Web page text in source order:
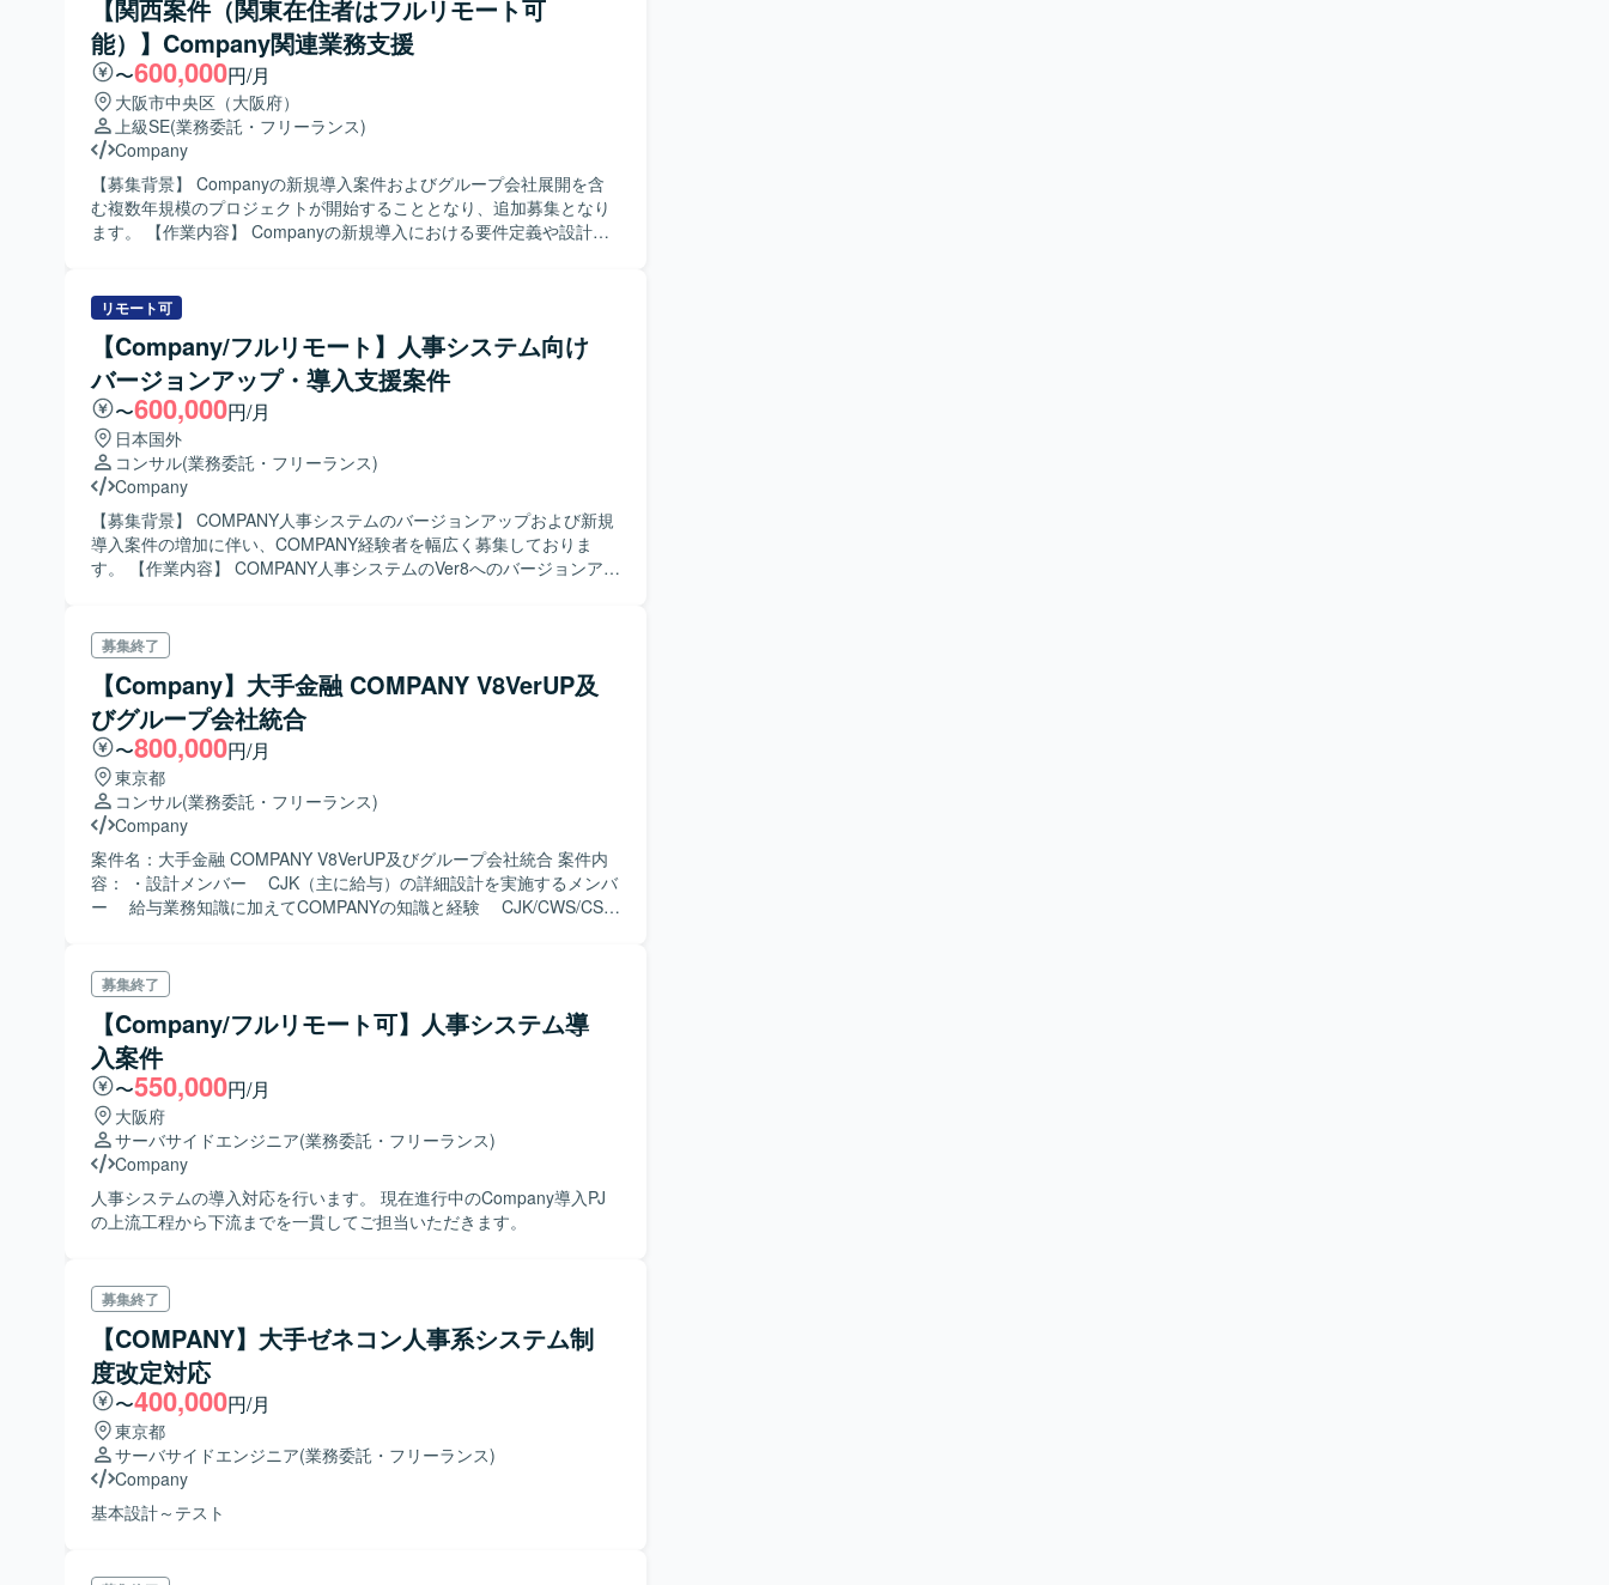
ただきます。 【求める人物像】 複数案件を並行して対応しながら、関
係者と円滑にコミュニケーションを取り、自律的に業務を進めていた
だける方を求めております。 【ポジションの魅力】 複数業種の顧客に
対するCOMPANY導入案件に関わることで、業務知識とシステム導入
スキルの双方を高めていただけます。要件定義から保守まで一連の工
程に携わることで、上流から下流まで幅広い経験を積むことができま
す。 【開発環境】 COMPANYを中心とした人事・給与・就業領域のパ
ッケージシステム環境となります。
【関西案件（関東在住者はフルリモート可
能）】Company関連業務支援
〜600,000円/月
大阪市中央区（大阪府）
上級SE(業務委託・フリーランス)
Company
【募集背景】 Companyの新規導入案件およびグループ会社展開を含
む複数年規模のプロジェクトが開始することとなり、追加募集となり
ます。 【作業内容】 Companyの新規導入における要件定義や設計、
やCWSなど各領域において、ご経験に応じた工程をお任せいたしま
す。 【求める人物像】 Companyの導入または設定業務のご経験があ
り、自ら手順を整理しながら業務を進めていただける方を求めていま
す。顧客とコミュニケーションを取りながら要件定義や設計を進めら
れる方や、設定・検証作業を着実に遂行できる方にマッチする業務で
す。 【ポジションの魅力】 複数年にわたる長期プロジェクトに参画い
ただくことで、Companyに関する導入から保守・バージョンアップま
で一連の工程に携わることができます。CJKやCWSなどの特定領域で
のスキルを深めつつ、グループ会社展開案件を通じて経験の幅を広げ
ていただけます。 【開発環境】 Companyを中心としたパッケージソ
フトウェア環境にて、要件定義から設定・検証、保守・バージョンア
ップ対応までを行います。
リモート可
【Company/フルリモート】人事システム向け
バージョンアップ・導入支援案件
〜600,000円/月
日本国外
コンサル(業務委託・フリーランス)
Company
【募集背景】 COMPANY人事システムのバージョンアップおよび新規
導入案件の増加に伴い、COMPANY経験者を幅広く募集しておりま
す。 【作業内容】 COMPANY人事システムのVer8へのバージョンアッ
り分けなど、テストおよび検証業務を中心とした対応全般をご担当い
ただきます。また、スキルやご経験に応じて、要件整理や設定作業、
導入時の各種調整などの上流工程にも携わっていただく可能性がござ
います。 【求める人物像】 COMPANYの仕様や特性を理解し、自ら情
報をキャッチアップしながら主体的に動いていただける方を求めてお
ります。チームメンバーや関係者と円滑にコミュニケーションを取り
ながら、協調性を持って業務を進められる方を歓迎いたします。 【ポ
ジションの魅力】 COMPANYのVer8バージョンアップや新規導入案件
に横断的に関わることで、COMPANYプロダクト全般の知見を広く深
く身につけていただけます。上流工程からテスト・検証まで一連の流
れに携わることで、導入コンサルティングや設定・運用に関するスキ
ルも習得しやすい環境です。 【開発環境】 COMPANY各モジュール
募集終了
【Company】大手金融 COMPANY V8VerUP及
びグループ会社統合
〜800,000円/月
東京都
コンサル(業務委託・フリーランス)
Company
案件名：大手金融 COMPANY V8VerUP及びグループ会社統合 案件内
容： ・設計メンバー CJK（主に給与）の詳細設計を実施するメンバ
ー 給与業務知識に加えてCOMPANYの知識と経験 CJK/CWS/CSR
おいて、データ移行を実施するメンバー。 COMPANYプロジェクト
募集終了
【Company/フルリモート可】人事システム導
入案件
〜550,000円/月
大阪府
サーバサイドエンジニア(業務委託・フリーランス)
Company
人事システムの導入対応を行います。 現在進行中のCompany導入PJ
の上流工程から下流までを一貫してご担当いただきます。
募集終了
【COMPANY】大手ゼネコン人事系システム制
度改定対応
〜400,000円/月
東京都
サーバサイドエンジニア(業務委託・フリーランス)
Company
基本設計～テスト